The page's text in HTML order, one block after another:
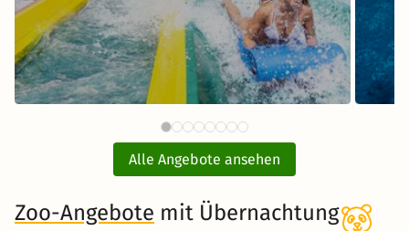
ab87 €
Therme Erding mit
Übernachtung
inkl. Übernachtung und Frühstück
Alle Angebote ansehen
Zoo-Angebote mit Übernachtung